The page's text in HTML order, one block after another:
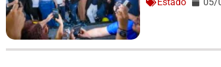
Estado 05/